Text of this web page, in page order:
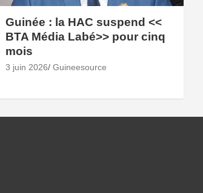
Guinée : la HAC suspend <<
BTA Média Labé>> pour cinq
mois
3 juin 2026 Guineesource